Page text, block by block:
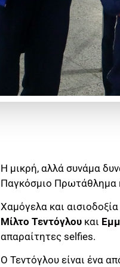
Η μικρή, αλλά συνάμα
Παγκόσμιο Πρωτάθλημα
Χαμόγελα και
Μίλτο Τεντόγλου και
απαραίτητες selfies.
Ο Τεντόγλου είναι ένα